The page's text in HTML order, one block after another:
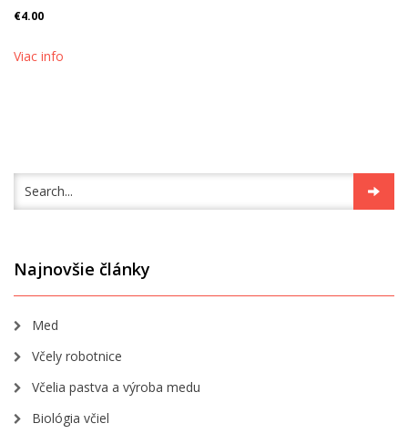
€4.00
Viac info
Najnovšie články
Med
Včely robotnice
Včelia pastva a výroba medu
Biológia včiel